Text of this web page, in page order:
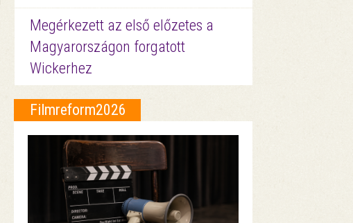
Megérkezett az első előzetes a
Magyarországon forgatott
Wickerhez
Filmreform2026